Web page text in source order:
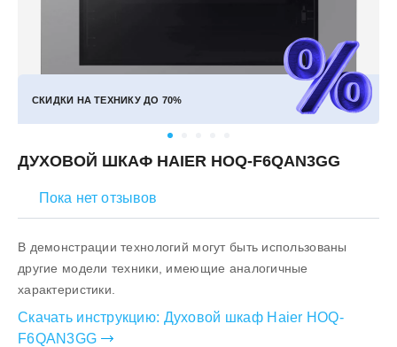
ДУХОВОЙ ШКАФ HAIER HOQ-F6QAN3GG
Пока нет отзывов
СКИДКИ НА ТЕХНИКУ ДО 70%
В демонстрации технологий могут быть использованы
другие модели техники, имеющие аналогичные
характеристики.
Скачать инструкцию: Духовой шкаф Haier HOQ-
F6QAN3GG